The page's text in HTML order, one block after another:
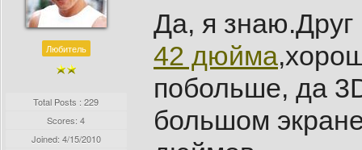
Любитель
Total Posts : 229
Scores: 4
Joined: 4/15/2010
Да, я
42 дюйма
побольше, да
большом